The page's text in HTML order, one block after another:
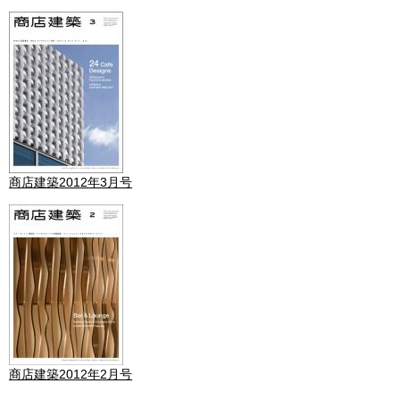
商店建築2012年3月号
商店建築2012年2月号